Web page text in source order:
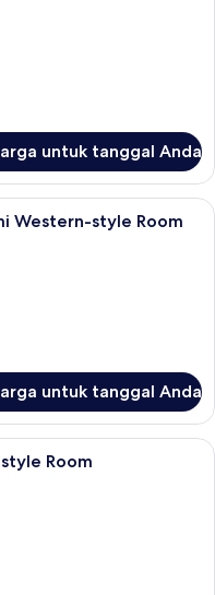
untuk tanggal Anda
setrika/meja setrika, Wi-Fi
Western-style Room
untuk tanggal Anda
setrika/meja setrika, Wi-Fi
Room